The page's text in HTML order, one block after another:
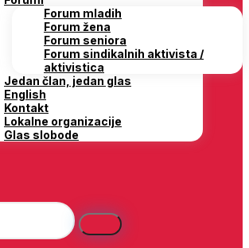
Forum mladih
Forum žena
Forum seniora
Forum sindikalnih aktivista /
aktivistica
Jedan član, jedan glas
English
Kontakt
Lokalne organizacije
Glas slobode